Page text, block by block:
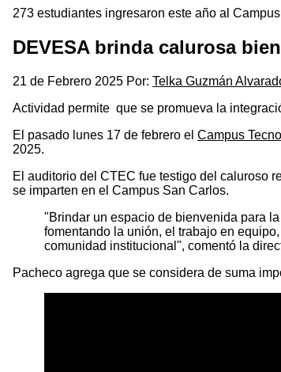
273 estudiantes ingresaron este año al
DEVESA brinda calurosa
21 de Febrero 2025 Por: Telka Guzmán
Actividad permite que se promueva la
El pasado lunes 17 de febrero el Campus
2025.
El auditorio del CTEC fue testigo del caluroso
se imparten en el Campus San Carlos.
"Brindar un espacio de bienvenida para
fomentando la unión, el trabajo en
comunidad institucional", comentó la
Pacheco agrega que se considera de suma